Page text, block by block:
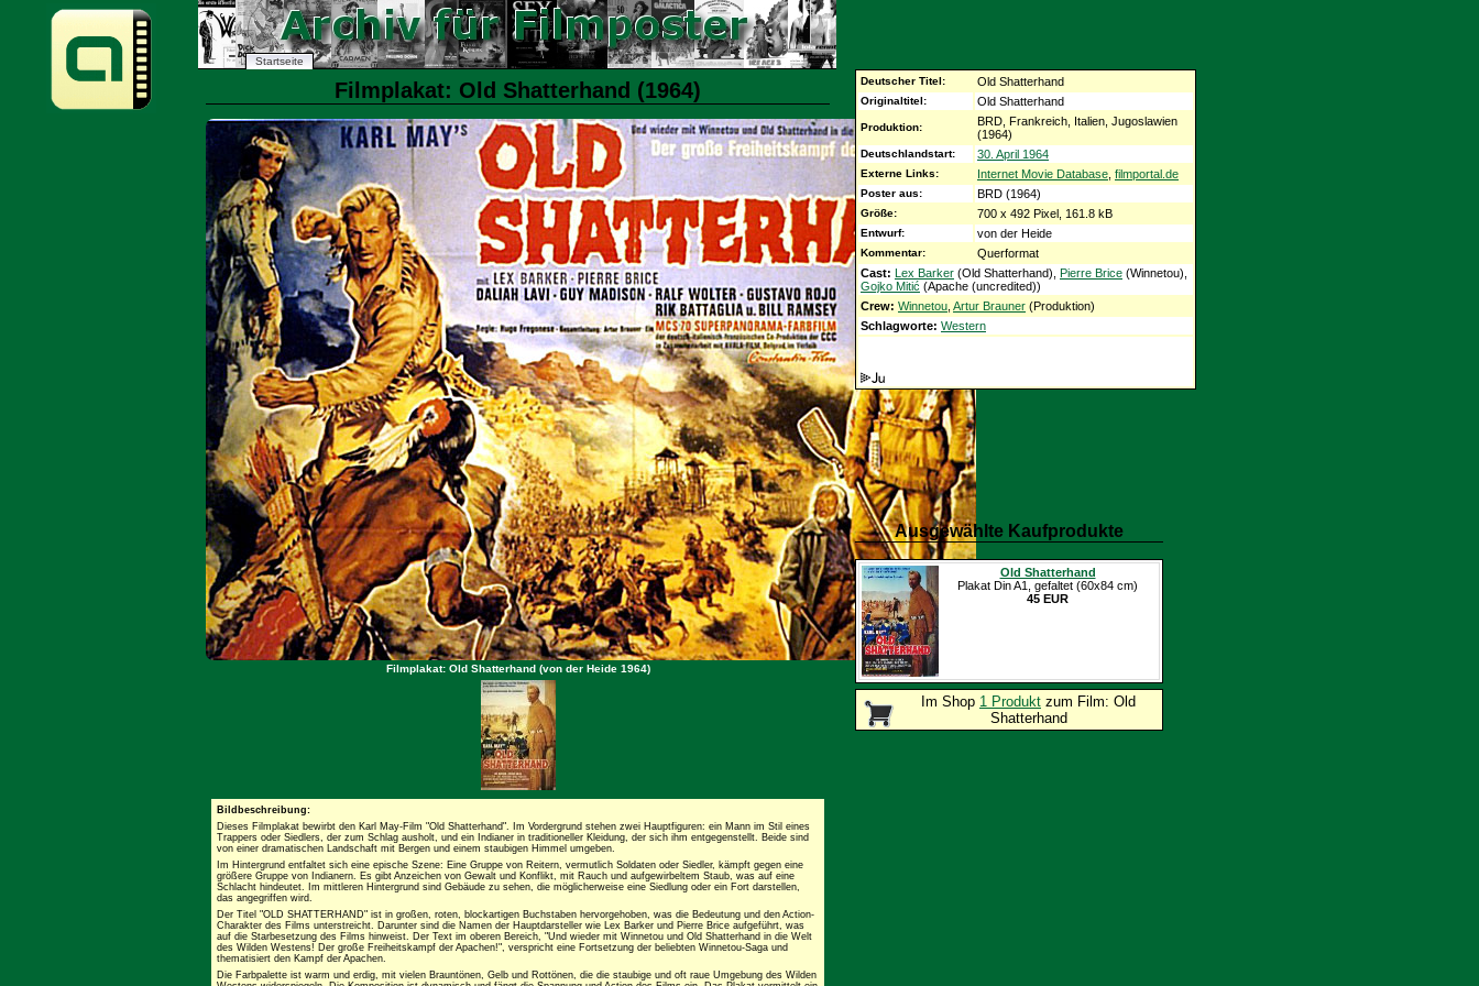
Startseite
Filmplakat: Old Shatterhand (1964)
Filmplakat: Old Shatterhand (von der Heide 1964)
Deutscher Titel: Old Shatterhand
Originaltitel: Old Shatterhand
Produktion:
BRD, Frankreich, Italien, Jugoslawien
(1964)
Deutschlandstart: 30. April 1964
Externe Links: Internet Movie Database filmportal.de
Poster aus: BRD (1964)
Größe: 700 x 492 Pixel, 161.8 kB
Entwurf: von der Heide
Kommentar:
Querformat
Cast: Lex Barker (Old Shatterhand), Pierre Brice (Winnetou),
Gojko Mitić (Apache (uncredited))
Crew: Winnetou Artur Brauner (Produktion)
Schlagworte: Western
Ausgewählte Kaufprodukte
Old Shatterhand
Plakat Din A1, gefaltet (60x84 cm)
45 EUR
Im Shop 1 Produkt zum Film: Old
Shatterhand
Bildbeschreibung:
Dieses Filmplakat bewirbt den Karl May-Film "Old Shatterhand". Im Vordergrund stehen zwei Hauptfiguren: ein Mann im Stil eines
Trappers oder Siedlers, der zum Schlag ausholt, und ein Indianer in traditioneller Kleidung, der sich ihm entgegenstellt. Beide sind
von einer dramatischen Landschaft mit Bergen und einem staubigen Himmel umgeben.
Im Hintergrund entfaltet sich eine epische Szene: Eine Gruppe von Reitern, vermutlich Soldaten oder Siedler, kämpft gegen eine
größere Gruppe von Indianern. Es gibt Anzeichen von Gewalt und Konflikt, mit Rauch und aufgewirbeltem Staub, was auf eine
Schlacht hindeutet. Im mittleren Hintergrund sind Gebäude zu sehen, die möglicherweise eine Siedlung oder ein Fort darstellen,
das angegriffen wird.
Der Titel "OLD SHATTERHAND" ist in großen, roten, blockartigen Buchstaben hervorgehoben, was die Bedeutung und den Action-
Charakter des Films unterstreicht. Darunter sind die Namen der Hauptdarsteller wie Lex Barker und Pierre Brice aufgeführt, was
auf die Starbesetzung des Films hinweist. Der Text im oberen Bereich, "Und wieder mit Winnetou und Old Shatterhand in die Welt
des Wilden Westens! Der große Freiheitskampf der Apachen!", verspricht eine Fortsetzung der beliebten Winnetou-Saga und
thematisiert den Kampf der Apachen.
Die Farbpalette ist warm und erdig, mit vielen Brauntönen, Gelb und Rottönen, die die staubige und oft raue Umgebung des Wilden